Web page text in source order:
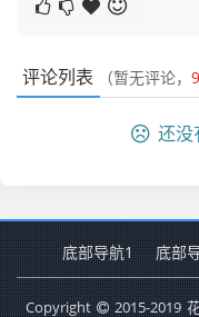
评论列表 （暂无评论，
还没
底部导航1 底部
Copyright 2015-2019